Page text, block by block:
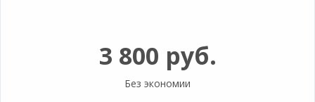
3 800 руб.
Без экономии